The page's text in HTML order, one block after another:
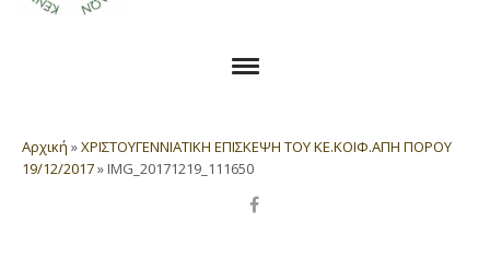
Αρχική »ΧΡΙΣΤΟΥΓΕΝΝΙΑΤΙΚΗ ΕΠΙΣΚΕΨΗ ΤΟΥ ΚΕ.ΚΟΙΦ.ΑΠΗ ΠΟΡΟΥ
19/12/2017»IMG_20171219_111650